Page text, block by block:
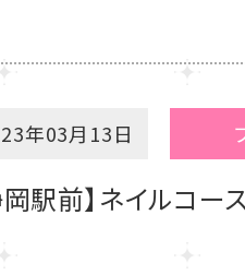
年03月13日
岡駅前】ネイルコ